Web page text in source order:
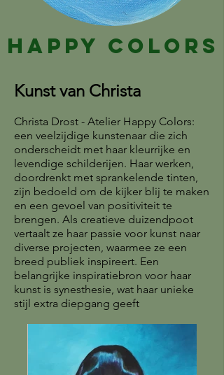
Happy Colors
Kunst van Christa
Christa Drost - Atelier Happy Colors:
een veelzijdige kunstenaar die zich
onderscheidt met haar kleurrijke en
levendige schilderijen. Haar werken,
doordrenkt met sprankelende tinten,
zijn bedoeld om de kijker blij te maken
en een gevoel van positiviteit te
brengen. Als creatieve duizendpoot
vertaalt ze haar passie voor kunst naar
diverse projecten, waarmee ze een
breed publiek inspireert. Een
belangrijke inspiratiebron voor haar
kunst is synesthesie, wat haar unieke
stijl extra diepgang geeft